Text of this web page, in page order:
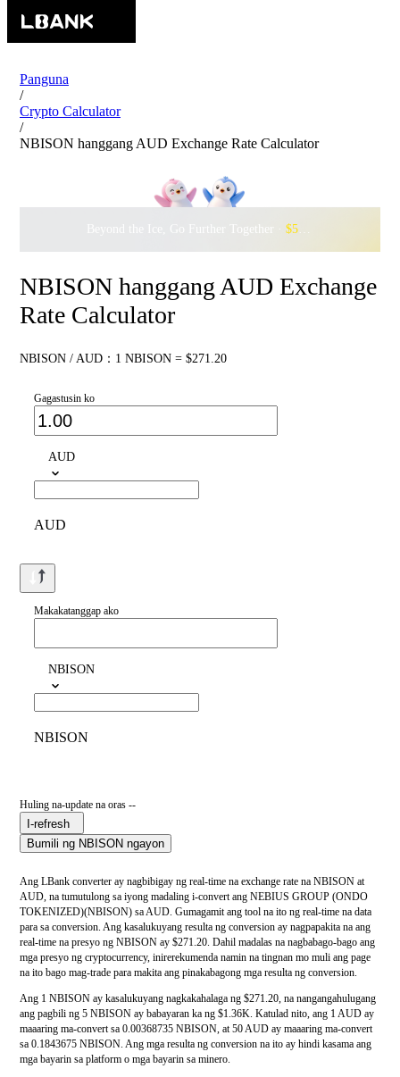
Panguna
/
Crypto Calculator
/
NBISON hanggang AUD Exchange Rate Calculator
Beyond the Ice, Go Further Together · $500,000
NBISON hanggang AUD Exchange
Rate Calculator
NBISON / AUD：1 NBISON = $271.20
Gagastusin ko
AUD
AUD
Makakatanggap ako
NBISON
NBISON
Huling na-update na oras --
I-refresh
Bumili ng NBISON ngayon
Ang LBank converter ay nagbibigay ng real-time na exchange rate na NBISON at
AUD, na tumutulong sa iyong madaling i-convert ang NEBIUS GROUP (ONDO
TOKENIZED)(NBISON) sa AUD. Gumagamit ang tool na ito ng real-time na data
para sa conversion. Ang kasalukuyang resulta ng conversion ay nagpapakita na ang
real-time na presyo ng NBISON ay $271.20. Dahil madalas na nagbabago-bago ang
mga presyo ng cryptocurrency, inirerekumenda namin na tingnan mo muli ang page
na ito bago mag-trade para makita ang pinakabagong mga resulta ng conversion.
Ang 1 NBISON ay kasalukuyang nagkakahalaga ng $271.20, na nangangahulugang
ang pagbili ng 5 NBISON ay babayaran ka ng $1.36K. Katulad nito, ang 1 AUD ay
maaaring ma-convert sa 0.00368735 NBISON, at 50 AUD ay maaaring ma-convert
sa 0.1843675 NBISON. Ang mga resulta ng conversion na ito ay hindi kasama ang
mga bayarin sa platform o mga bayarin sa minero.